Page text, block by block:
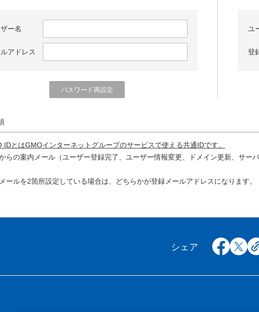
ー名
ルアドレス
ユ
登
IDとはGMOインターネットグループのサービスで使える共通IDです。
らの案内メール（ユーザー登録完了、ユーザー情報変更、ドメイン更新、サー
ールを2箇所設定している場合は、どちらかが登録メールアドレスになります。
シェア x